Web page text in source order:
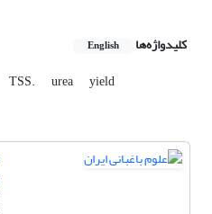
کلیدواژه‌ها English
TSS. urea yield